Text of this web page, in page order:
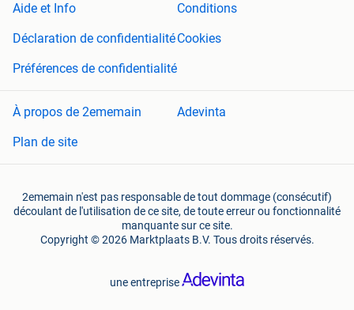
Aide et Info
Conditions
Déclaration de confidentialitéCookies
Préférences de confidentialité
À propos de 2ememain
Adevinta
Plan de site
2ememain n'est pas responsable de tout dommage (consécutif)
découlant de l'utilisation de ce site, de toute erreur ou fonctionnalité
manquante sur ce site.
Copyright © 2026 Marktplaats B.V. Tous droits réservés.
une entreprise